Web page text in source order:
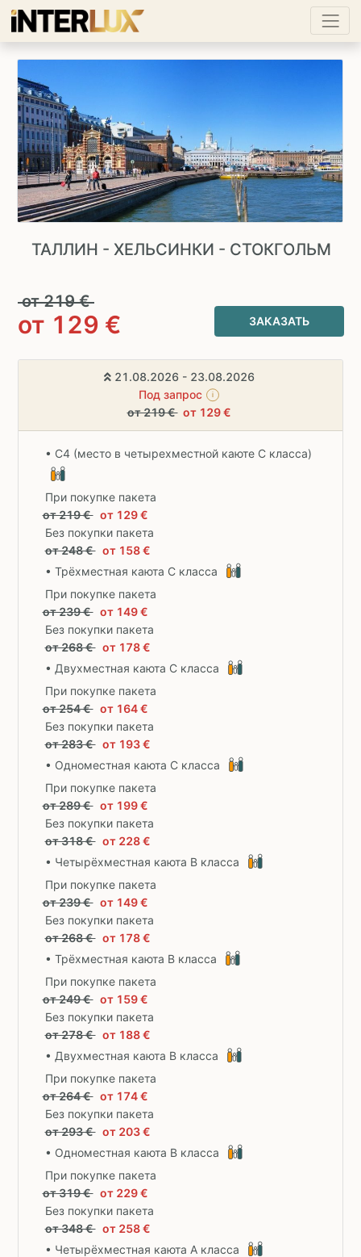
ТАЛЛИН - ХЕЛЬСИНКИ - СТОКГОЛЬМ
от219€
от 129 € ЗАКАЗАТЬ
21.08.2026 - 23.08.2026
Под запрос
i
от 219 €от 129 €
• C4 (место в четырехместной каюте C класса)
При покупке пакета
от 219 € от 129 €
Без покупки пакета
от 248 € от 158 €
• Трёхместная каюта С класса
При покупке пакета
от 239 € от 149 €
Без покупки пакета
от 268 € от 178 €
• Двухместная каюта С класса
При покупке пакета
от 254 € от 164 €
Без покупки пакета
от 283 € от 193 €
• Одноместная каюта С класса
При покупке пакета
от 289 € от 199 €
Без покупки пакета
от 318 € от 228 €
• Четырёхместная каюта B класса
При покупке пакета
от 239 € от 149 €
Без покупки пакета
от 268 € от 178 €
• Трёхместная каюта B класса
При покупке пакета
от 249 € от 159 €
Без покупки пакета
от 278 € от 188 €
• Двухместная каюта B класса
При покупке пакета
от 264 € от 174 €
Без покупки пакета
от 293 € от 203 €
• Одноместная каюта B класса
При покупке пакета
от 319 € от 229 €
Без покупки пакета
от 348 € от 258 €
• Четырёхместная каюта A класса